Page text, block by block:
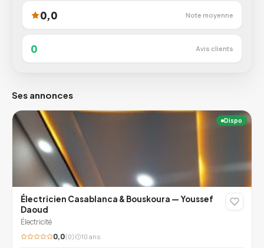
0,0 Note moyenne
0 Avis clients
Ses annonces
Dispo
Électricien Casablanca & Bouskoura — Youssef
Daoud
Électricité
0,0(0) 10 ans